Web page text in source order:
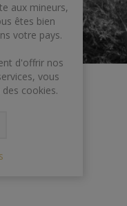
aux mineurs,
êtes bien
votre pays.
d'offrir nos
vous
cookies.